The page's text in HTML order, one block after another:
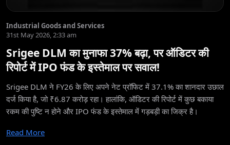
Industrial Goods and Services
31st May 2026, 2:33 am
Srigee DLM का मुनाफा 37% बढ़ा, पर ऑडिटर की
रिपोर्ट में IPO फंड के इस्तेमाल पर सवाल!
Srigee DLM ने FY26 के लिए अपने नेट प्रॉफिट में 37.1% का शानदार उछाल
दर्ज किया है, जो ₹6.87 करोड़ रहा। हालांकि, ऑडिटर की रिपोर्ट में कुछ बकाया
रकम की पुष्टि न होने और IPO फंड के इस्तेमाल में गड़बड़ी का जिक्र है।
Read More